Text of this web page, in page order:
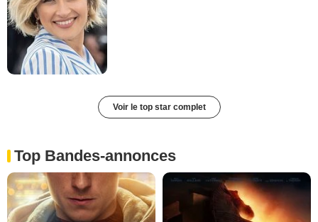
Voir le top star complet
Top Bandes-annonces